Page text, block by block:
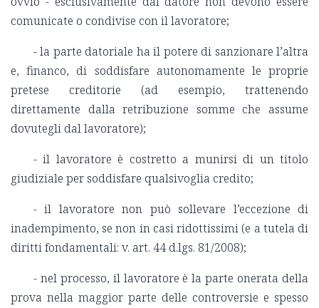
comunicate o condivise con il lavoratore;
- la parte datoriale ha il potere di sanzionare l’altra
e, financo, di soddisfare autonomamente le proprie
pretese creditorie (ad esempio, trattenendo
direttamente dalla retribuzione somme che assume
dovutegli dal lavoratore);
- il lavoratore è costretto a munirsi di un titolo
giudiziale per soddisfare qualsivoglia credito;
- il lavoratore non può sollevare l’eccezione di
inadempimento, se non in casi ridottissimi (e a tutela di
diritti fondamentali: v. art. 44 d.lgs. 81/2008);
- nel processo, il lavoratore è la parte onerata della
prova nella maggior parte delle controversie e spesso